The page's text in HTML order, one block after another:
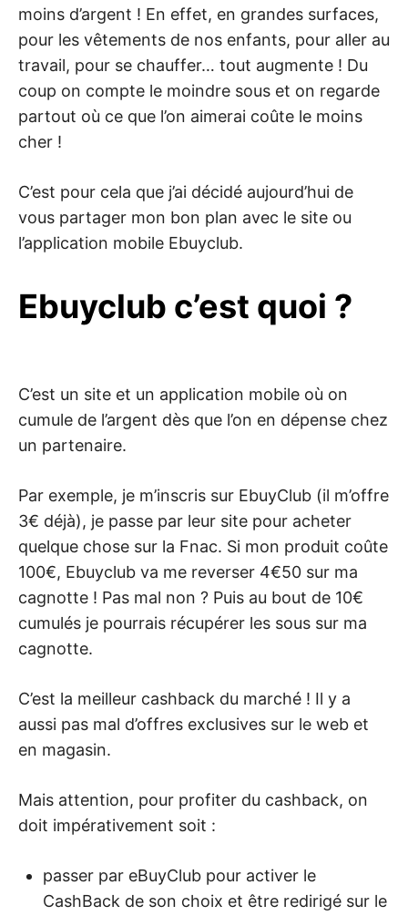
moins d’argent ! En effet, en grandes surfaces,
pour les vêtements de nos enfants, pour aller au
travail, pour se chauffer… tout augmente ! Du
coup on compte le moindre sous et on regarde
partout où ce que l’on aimerai coûte le moins
cher !
C’est pour cela que j’ai décidé aujourd’hui de
vous partager mon bon plan avec le site ou
l’application mobile Ebuyclub.
Ebuyclub c’est quoi ?
C’est un site et un application mobile où on
cumule de l’argent dès que l’on en dépense chez
un partenaire.
Par exemple, je m’inscris sur EbuyClub (il m’offre
3€ déjà), je passe par leur site pour acheter
quelque chose sur la Fnac. Si mon produit coûte
100€, Ebuyclub va me reverser 4€50 sur ma
cagnotte ! Pas mal non ? Puis au bout de 10€
cumulés je pourrais récupérer les sous sur ma
cagnotte.
C’est la meilleur cashback du marché ! Il y a
aussi pas mal d’offres exclusives sur le web et
en magasin.
Mais attention, pour profiter du cashback, on
doit impérativement soit :
passer par eBuyClub pour activer le
CashBack de son choix et être redirigé sur le